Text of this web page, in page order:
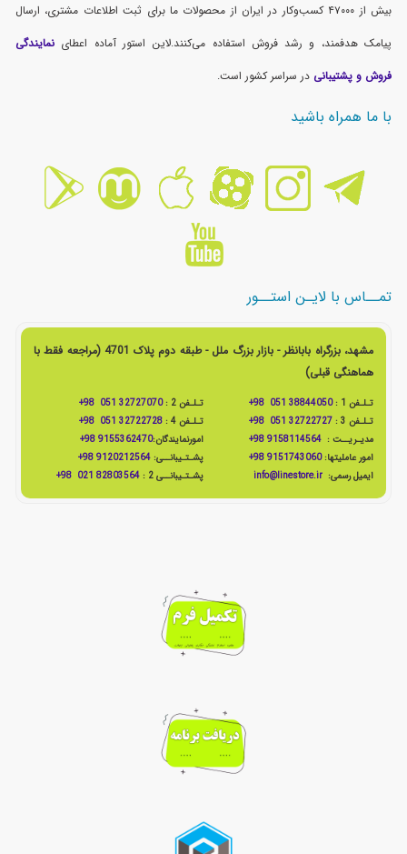
بیش از ۴۷۰۰۰ کسب‌وکار در ایران از محصولات ما برای ثبت اطلاعات مشتری، ارسال
پیامک هدفمند، و رشد فروش استفاده می‌کنند.لاین استور آماده اعطای نمایندگی
فروش و پشتیبانی در سراسر کشور است.
با ما همراه باشید
تمــاس با لایـن استــور
مشهد، بزرگراه بابانظر - بازار بزرگ ملل - طبقه دوم پلاک 4701 (مراجعه فقط با
هماهنگی قبلی)
تـلـفن 1 : 38844050 051 98+ تـلـفن 2 :
32727070 051 98+
تـلـفن 3 :
32722727 051 98+ تـلـفن 4 :
32722728 051 98+
مدیـریــت :9158114564 98+ امورنمایندگان:9155362470 98+
امور عاملیتها:9151743060 98+ پشـتـیبانــی: 9120212564 98+
ایمیل رسمی: info@linestore.ir پشـتـیبانــی 2 : 82803564 021 98+